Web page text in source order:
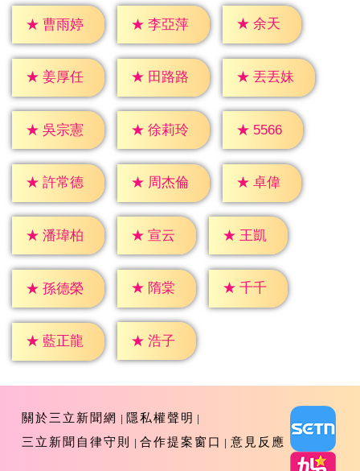
★ 曹雨婷 ★ 李亞萍 ★ 余天
★ 姜厚任 ★ 田路路 ★ 丟丟妹
★ 吳宗憲 ★ 徐莉玲 ★ 5566
★ 許常德 ★ 周杰倫 ★ 卓偉
★ 潘瑋柏 ★ 宣云 ★ 王凱
★ 孫德榮 ★ 隋棠 ★ 千千
★ 藍正龍 ★ 浩子
關於三立新聞網
隱私權聲明
三立新聞自律守則
合作提案窗口 意見反應